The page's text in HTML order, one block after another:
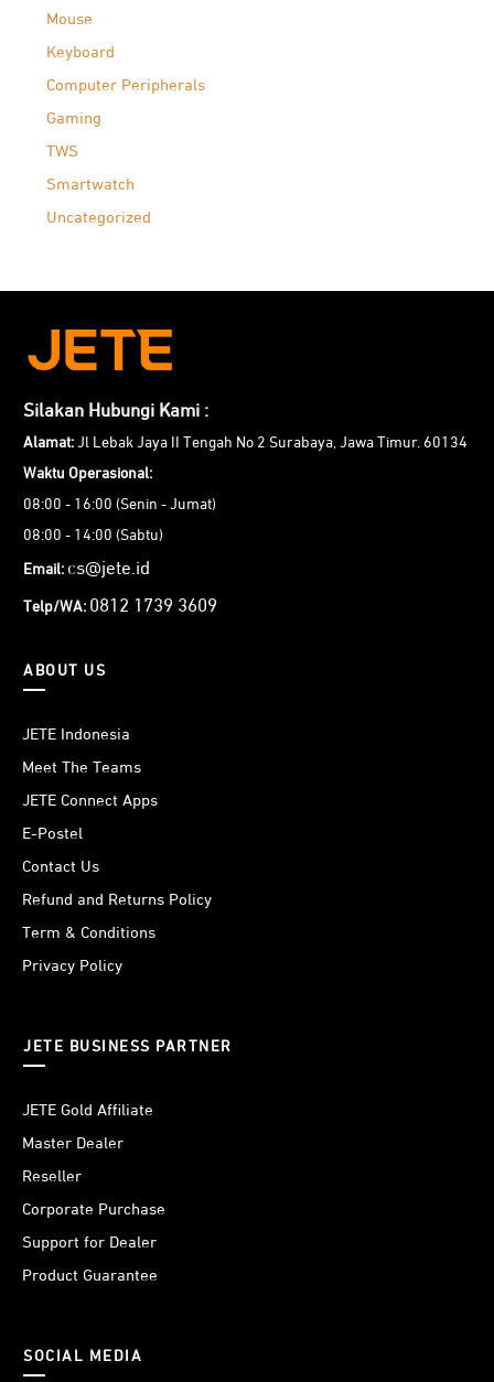
Mouse
Keyboard
Computer Peripherals
Gaming
TWS
Smartwatch
Uncategorized
Silakan Hubungi Kami :
Alamat: Jl Lebak Jaya II Tengah No 2 Surabaya, Jawa Timur. 60134
Waktu Operasional:
08:00 - 16:00 (Senin - Jumat)
08:00 - 14:00 (Sabtu)
Email: cs@jete.id
Telp/WA: 0812 1739 3609
ABOUT US
JETE Indonesia
Meet The Teams
JETE Connect Apps
E-Postel
Contact Us
Refund and Returns Policy
Term & Conditions
Privacy Policy
JETE BUSINESS PARTNER
JETE Gold Affiliate
Master Dealer
Reseller
Corporate Purchase
Support for Dealer
Product Guarantee
SOCIAL MEDIA